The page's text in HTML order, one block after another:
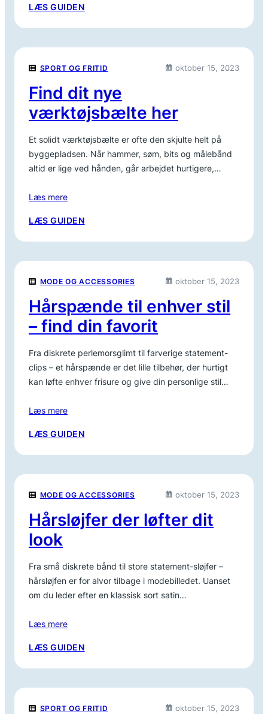
LÆS GUIDEN:
PERFEKTE
TIL
DIN
STYRKETRÆNING
SPORT OG FRITID oktober 15, 2023
Find dit nye
værktøjsbælte her
Et solidt værktøjsbælte er ofte den skjulte helt på
byggepladsen. Når hammer, søm, bits og målebånd
altid er lige ved hånden, går arbejdet hurtigere,…
Læs mere
LÆS GUIDEN:
NYE
HER
MODE OG ACCESSORIES oktober 15, 2023
Hårspænde til enhver stil
– find din favorit
Fra diskrete perlemorsglimt til farverige statement-
clips – et hårspænde er det lille tilbehør, der hurtigt
kan løfte enhver frisure og give din personlige stil…
Læs mere
LÆS GUIDEN:
ENHVER
–
FIND
DIN
MODE OG ACCESSORIES oktober 15, 2023
Hårsløjfer der løfter dit
look
Fra små diskrete bånd til store statement-sløjfer –
hårsløjfen er for alvor tilbage i modebilledet. Uanset
om du leder efter en klassisk sort satin…
Læs mere
LÆS GUIDEN:
LØFTER
SPORT OG FRITID oktober 15, 2023